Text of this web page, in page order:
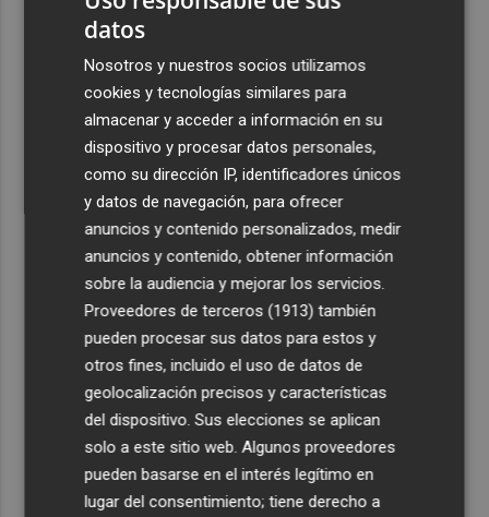
datos
Nosotros y nuestros socios utilizamos
cookies y tecnologías similares para
almacenar y acceder a información en su
dispositivo y procesar datos personales,
como su dirección IP, identificadores únicos
y datos de navegación, para ofrecer
anuncios y contenido personalizados, medir
anuncios y contenido, obtener información
sobre la audiencia y mejorar los servicios.
Proveedores de terceros (1913) también
pueden procesar sus datos para estos y
otros fines, incluido el uso de datos de
geolocalización precisos y características
del dispositivo. Sus elecciones se aplican
solo a este sitio web. Algunos proveedores
pueden basarse en el interés legítimo en
lugar del consentimiento; tiene derecho a